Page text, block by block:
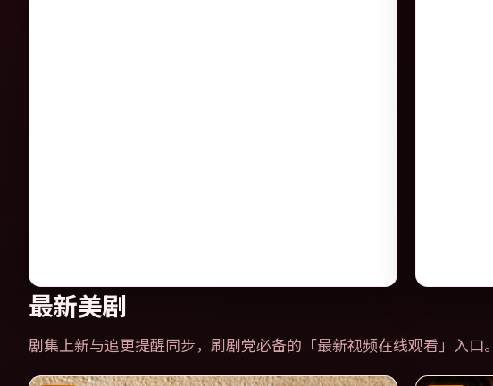
最新美剧
剧集上新与追更提醒同步，刷剧党必备的「最新视频在线观看 」入口。